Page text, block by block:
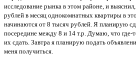
исследование рынка в этом районе, и
рублей в месяц однокомнатных квартиры в
начинаются от 8 тысяч рублей. Я планирую
посередине между 8 и 14 т.р. Думаю, что где-
их сдать. Завтра я планирую подать
меня получиться.